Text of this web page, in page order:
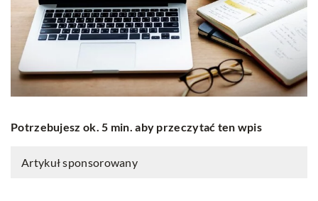
Potrzebujesz ok. 5 min. aby przeczytać ten wpis
Artykuł sponsorowany